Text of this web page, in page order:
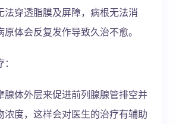
法穿透脂膜及屏障，病根无法消
体会反复发作导致久治不愈。
腺体外层来促进前列腺腺管排空并
浓度，这样会对医生的治疗有辅助